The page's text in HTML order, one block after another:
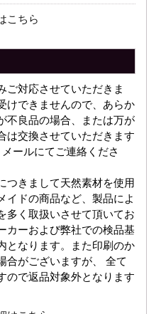
こちら
ご対応させていただきま
けできませんので、あらか
不良品の場合、または万が
は交換させていただきます
ールにてご連絡くださ
つきまして天然素材を使用
イドの商品など、製品によ
多く取扱いさせて頂いてお
カーおよび弊社での検品基
となります。また印刷のか
合がございますが、 全て
ので返品対象外となります